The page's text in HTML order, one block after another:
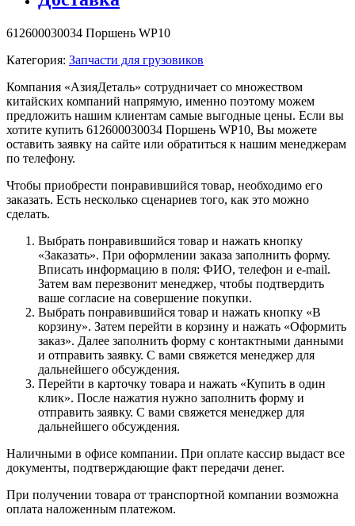
612600030034 Поршень WP10
Категория: Запчасти для грузовиков
Компания «АзияДеталь» сотрудничает со множеством
китайских компаний напрямую, именно поэтому можем
предложить нашим клиентам самые выгодные цены. Если вы
хотите купить 612600030034 Поршень WP10, Вы можете
оставить заявку на сайте или обратиться к нашим менеджерам
по телефону.
Чтобы приобрести понравившийся товар, необходимо его
заказать. Есть несколько сценариев того, как это можно
сделать.
Выбрать понравившийся товар и нажать кнопку
«Заказать». При оформлении заказа заполнить форму.
Вписать информацию в поля: ФИО, телефон и e-mail.
Затем вам перезвонит менеджер, чтобы подтвердить
ваше согласие на совершение покупки.
Выбрать понравившийся товар и нажать кнопку «В
корзину». Затем перейти в корзину и нажать «Оформить
заказ». Далее заполнить форму с контактными данными
и отправить заявку. С вами свяжется менеджер для
дальнейшего обсуждения.
Перейти в карточку товара и нажать «Купить в один
клик». После нажатия нужно заполнить форму и
отправить заявку. С вами свяжется менеджер для
дальнейшего обсуждения.
Наличными в офисе компании. При оплате кассир выдаст все
документы, подтверждающие факт передачи денег.
При получении товара от транспортной компании возможна
оплата наложенным платежом.